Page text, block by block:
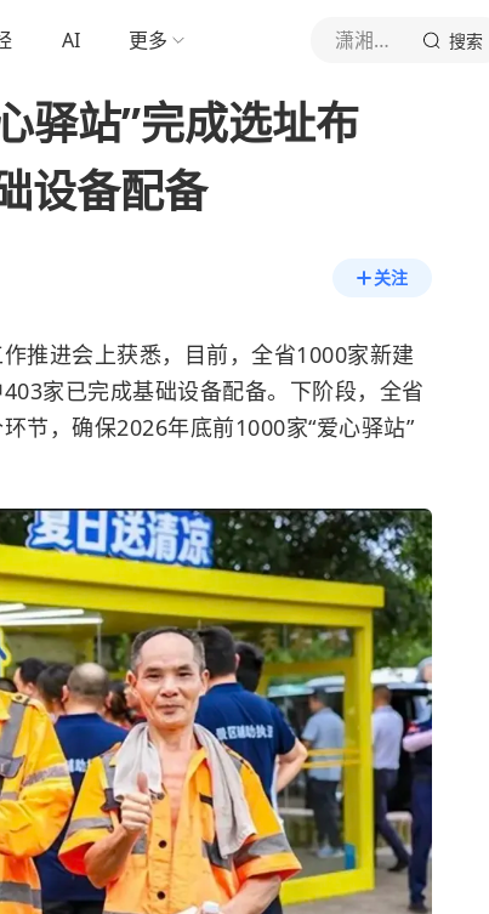
AI 更多 潇湘晨报 搜索
驿站”完成选址布
设备配备
关注
推进会上获悉，目前，全省1000家新建
家已完成基础设备配备。下阶段，全省
节，确保2026年底前1000家“爱心驿站”